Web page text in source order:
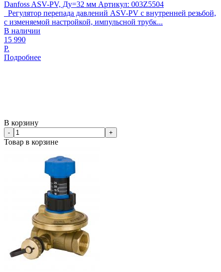
Danfoss ASV-PV, Ду=32 мм Артикул: 003Z5504
Регулятор перепада давлений ASV-PV с внутренней резьбой,
с изменяемой настройкой, импульсной трубк...
В наличии
15 990
Р.
Подробнее
В корзину
- +
Товар в корзине